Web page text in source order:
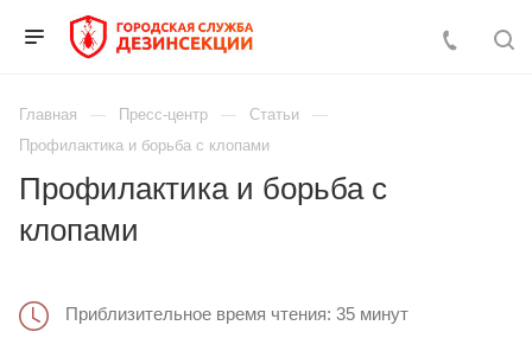
Главная Пресс-центр
Статьи
Профилактика и борьба с клопами
Профилактика и борьба с
клопами
Приблизительное время чтения: 35 минут